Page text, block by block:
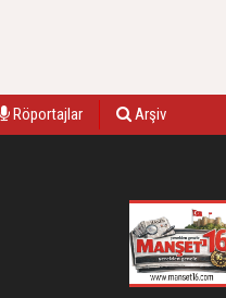
Röportajlar Arşiv